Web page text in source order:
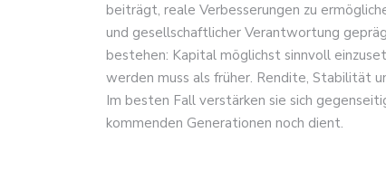
beiträgt, reale Verbesserungen zu
und gesellschaftlicher Verantwortung
bestehen: Kapital möglichst sinnvoll
werden muss als früher. Rendite, Stabilität
Im besten Fall verstärken sie sich
kommenden Generationen noch dient.